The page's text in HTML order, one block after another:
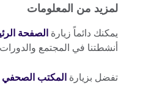
لمزيد من المعلومات
يمكنك دائماً زيارة الصفحة
أنشطتنا في المجتمع والدورات
تفضل بزيارة المكتب الصحفي